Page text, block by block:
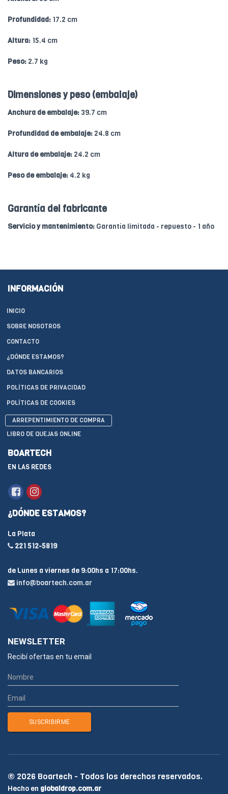
Profundidad: 17.2 cm
Altura: 15.4 cm
Peso: 2.7 kg
Dimensiones y peso (embalaje)
Anchura de embalaje: 39.7 cm
Profundidad de embalaje: 24.8 cm
Altura de embalaje: 24.2 cm
Peso de embalaje: 4.2 kg
Garantía del fabricante
Servicio y mantenimiento: Garantía limitada - repuesto - 1 año
INFORMACIÓN
INICIO
SOBRE NOSOTROS
CONTACTO
¿DÓNDE ESTAMOS?
DATOS BANCARIOS
POLÍTICAS DE PRIVACIDAD
POLÍTICAS DE COOKIES
ARREPENTIMIENTO DE COMPRA
LIBRO DE QUEJAS ONLINE
BOARTECH
EN LAS REDES
¿DÓNDE ESTAMOS?
La Plata
221 512-5819
de Lunes a viernes de 9:00hs a 17:00hs.
info@boartech.com.ar
NEWSLETTER
Recibí ofertas en tu email
© 2026 Boartech - Todos los derechos reservados.
Hecho en globaldrop.com.ar